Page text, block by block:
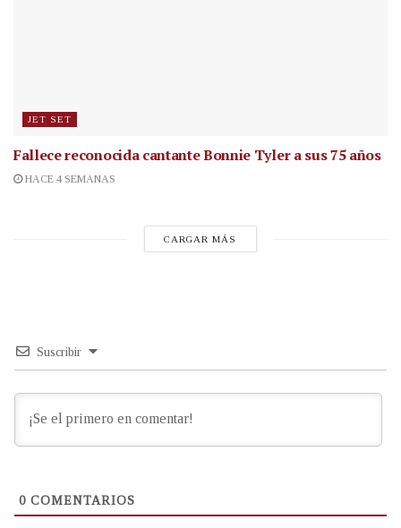
JET SET
Fallece reconocida cantanteBonnie Tyler a sus 75 años
HACE 4 SEMANAS
CARGAR MÁS
Suscribir
0 COMENTARIOS